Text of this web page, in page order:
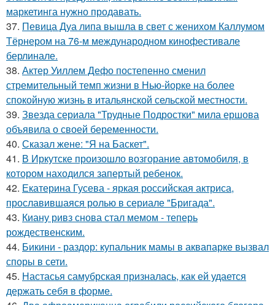
маркетинга нужно продавать.
37. Певица Дуа липа вышла в свет с женихом Каллумом
Тёрнером на 76-м международном кинофестивале
берлинале.
38. Актер Уиллем Дефо постепенно сменил
стремительный темп жизни в Нью-йорке на более
спокойную жизнь в итальянской сельской местности.
39. Звезда сериала "Трудные Подростки" мила ершова
объявила о своей беременности.
40. Сказал жене: "Я на Баскет".
41. В Иркутске произошло возгорание автомобиля, в
котором находился запертый ребенок.
42. Екатерина Гусева - яркая российская актриса,
прославившаяся ролью в сериале "Бригада".
43. Киану ривз снова стал мемом - теперь
рождественским.
44. Бикини - раздор: купальник мамы в аквапарке вызвал
споры в сети.
45. Настасья самубрская призналась, как ей удается
держать себя в форме.